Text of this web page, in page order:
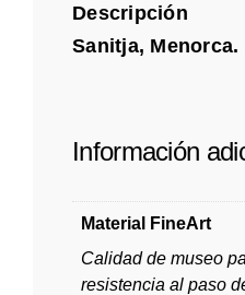
Descripción
Sanitja, Menorca.
Información
Material FineArt
Calidad de museo
resistencia al paso